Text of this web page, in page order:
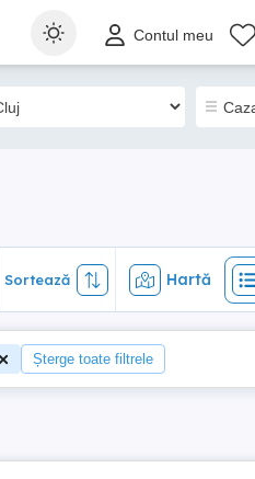
Contul meu
Sortează Hartă
Sortează Hartă
Șterge toate filtrele